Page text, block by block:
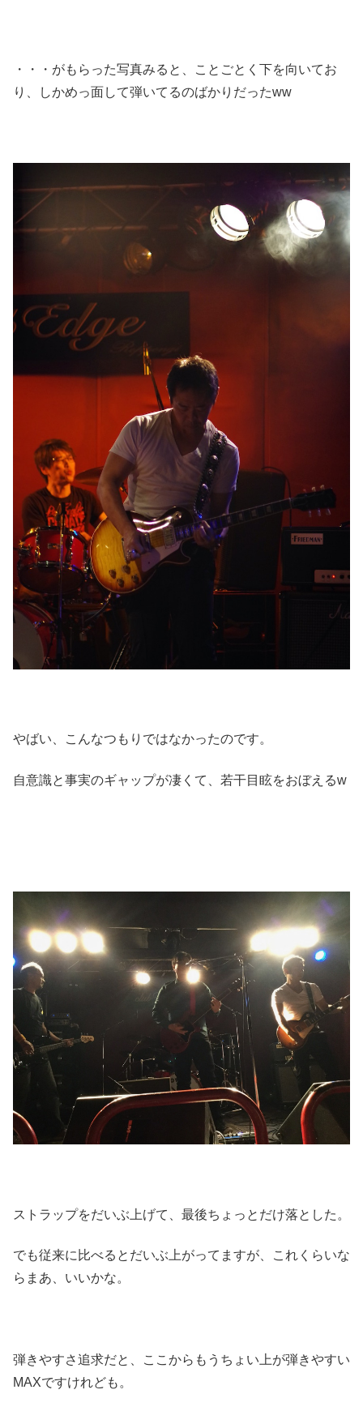
・・・がもらった写真みると、ことごとく下を向いてお
り、しかめっ面して弾いてるのばかりだったww
やばい、こんなつもりではなかったのです。
自意識と事実のギャップが凄くて、若干目眩をおぼえるw
ストラップをだいぶ上げて、最後ちょっとだけ落とした。
でも従来に比べるとだいぶ上がってますが、これくらいな
らまあ、いいかな。
弾きやすさ追求だと、ここからもうちょい上が弾きやすい
MAXですけれども。